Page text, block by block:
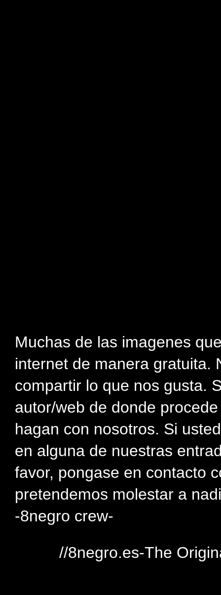
Muchas de las imagenes
internet de manera gratuita.
compartir lo que nos gusta.
autor/web de donde
hagan con nosotros. Si
en alguna de nuestras
favor, pongase en contacto
pretendemos molestar a
-8negro crew-
//8negro.es-The